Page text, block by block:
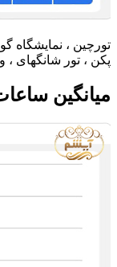
تورچین ، نمایشگاه
پکن ، تور
میانگین